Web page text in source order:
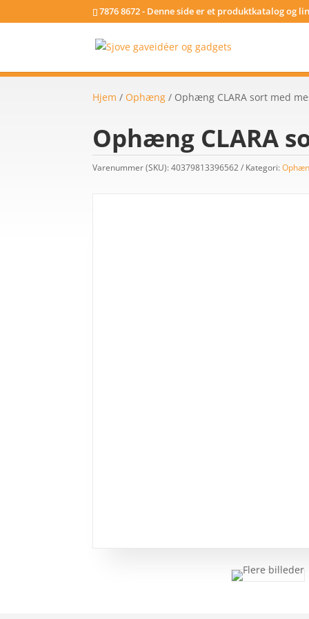
7876 8672 - Denne side er et produktkatalog og
Hjem / Ophæng / Ophæng CLARA sort med
Ophæng CLARA
Varenummer (SKU):40379813396562 Kategori: